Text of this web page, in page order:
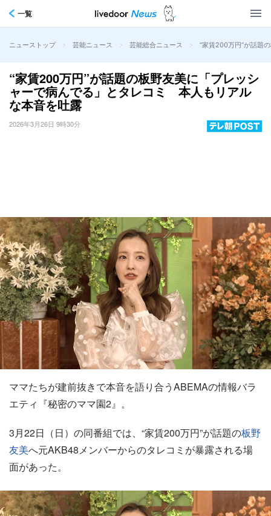
一覧
ニューストップ > 芸能ニュース > 芸能総合ニュース > “家賃200万円”が話題
“家賃200万円”が話題の板野友美に「プレッシ
ャーで病んでる」とタレコミ 本人もリアル
な本音を吐露
2026年3月26日 9時30分
ママたちが建前抜きで本音を語り合うABEMAの情報バラ
エティ『秘密のママ園2』。
3月22日（日）の同番組では、“家賃200万円”が話題の板野
友美へ元AKB48メンバーからのタレコミが暴露される場
面があった。